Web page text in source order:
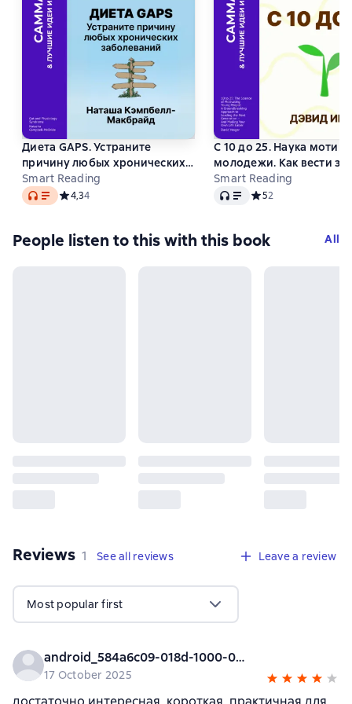
Диета GAPS. Устраните
причину любых хронических
заболеваний. Наташа
Кэмпбелл-Макбрайд.
Саммари
Smart Reading
Audio Средний рейтинг 4,3 на основе 4 оценок
4,34
С 10 до 25. Наука
молодежи. Как вести за
новое поколение и
себе жизнь. Дэвид Игер.
Smart Reading
Audio Средний рейтинг 5
52
People listen to this with this book All
Reviews 1 review
1 See all reviews Leave a review
Most popular first
android_584a6c09-018d-1000-0000-000000000000
17 October 2025